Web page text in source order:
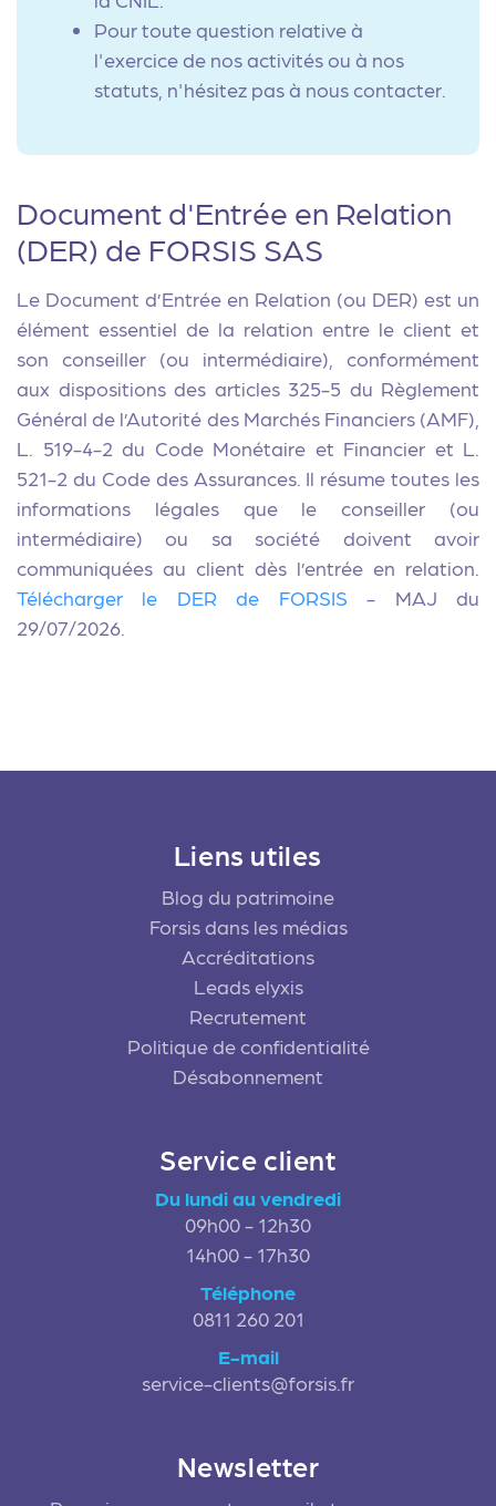
Pour toute question relative à
l'exercice de nos activités ou à nos
statuts, n'hésitez pas à nous contacter.
Document d'Entrée en Relation
(DER) de FORSIS SAS
Le Document d’Entrée en Relation (ou DER) est un
élément essentiel de la relation entre le client et
son conseiller (ou intermédiaire), conformément
aux dispositions des articles 325-5 du Règlement
Général de l’Autorité des Marchés Financiers (AMF),
L. 519-4-2 du Code Monétaire et Financier et L.
521-2 du Code des Assurances. Il résume toutes les
informations légales que le conseiller (ou
intermédiaire) ou sa société doivent avoir
communiquées au client dès l’entrée en relation.
Télécharger le DER de FORSIS - MAJ du
29/07/2026.
Liens utiles
Blog du patrimoine
Forsis dans les médias
Accréditations
Leads elyxis
Recrutement
Politique de confidentialité
Désabonnement
Service client
Du lundi au vendredi
09h00 - 12h30
14h00 - 17h30
Téléphone
0811 260 201
E-mail
service-clients@forsis.fr
Newsletter